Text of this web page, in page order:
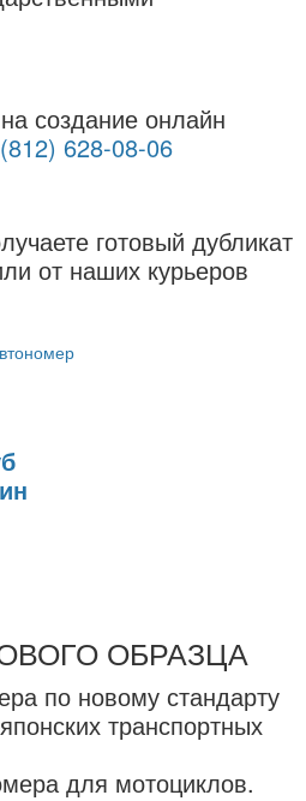
создание онлайн
628-08-06
готовый дубликат
от наших курьеров
ОБРАЗЦА
по новому стандарту
транспортных
для мотоциклов.